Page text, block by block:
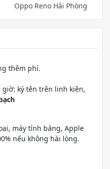
Oppo Reno Hải Phòng
thêm phí.
ký tên trên linh kiện,
máy tính bảng, Apple
nếu không hài lòng.